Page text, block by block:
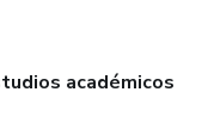
académicos